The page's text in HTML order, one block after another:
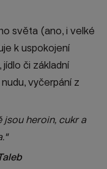
světa (ano, i velké
k uspokojení
či základní
vyčerpání z
jsou heroin, cukr a